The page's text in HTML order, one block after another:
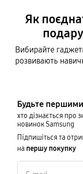
Як
Вибирайте
розвивають
Будьте першими
хто дізнається про
новинок Samsung
Підпишіться та
на першу покупку